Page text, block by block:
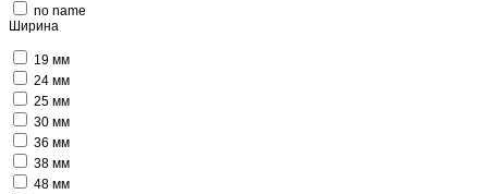
no name
Ширина
19 мм
24 мм
25 мм
30 мм
36 мм
38 мм
48 мм